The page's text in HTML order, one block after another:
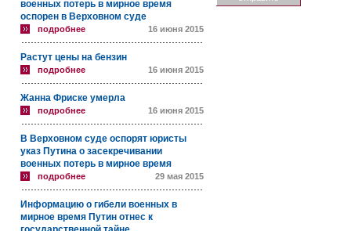
военных потерь в мирное время
оспорен в Верховном суде
подробнее 16 июня 2015
Растут цены на бензин
подробнее 16 июня 2015
Жанна Фриске умерла
подробнее 16 июня 2015
В Верховном суде оспорят юристы
указ Путина о засекречивании
военных потерь в мирное время
подробнее 29 мая 2015
Информацию о гибели военных в
мирное время Путин отнес к